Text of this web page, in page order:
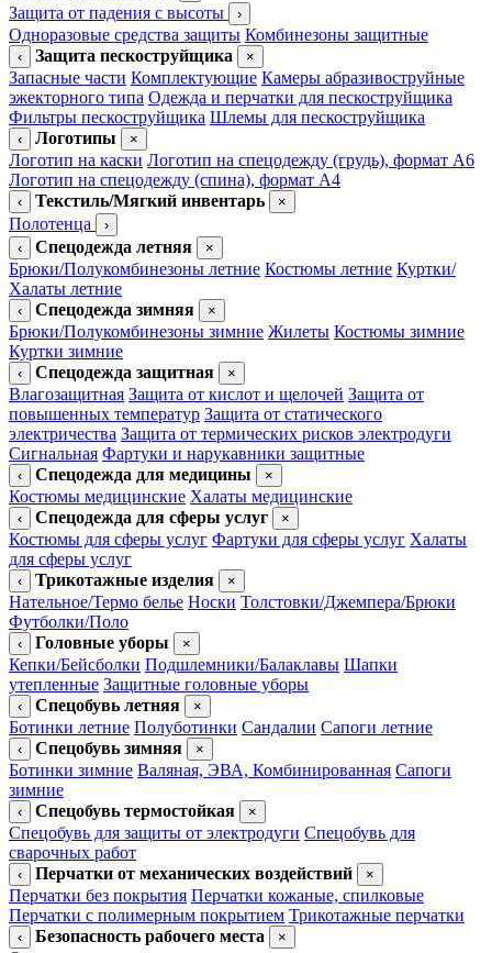
Защита от падения с высоты ›
Одноразовые средства защиты Комбинезоны защитные
‹ Защита пескоструйщика ×
Запасные части Комплектующие Камеры абразивоструйные
эжекторного типа Одежда и перчатки для пескоструйщика
Фильтры пескоструйщика Шлемы для пескоструйщика
‹ Логотипы ×
Логотип на каски Логотип на спецодежду (грудь), формат А6
Логотип на спецодежду (спина), формат А4
‹ Текстиль/Мягкий инвентарь ×
Полотенца
›
‹
Спецодежда летняя ×
Брюки/Полукомбинезоны летние Костюмы летние Куртки/
Халаты летние
‹ Спецодежда зимняя ×
Брюки/Полукомбинезоны зимние Жилеты Костюмы зимние
Куртки зимние
‹ Спецодежда защитная ×
Влагозащитная Защита от кислот и щелочей Защита от
повышенных температур Защита от статического
электричества Защита от термических рисков электродуги
Сигнальная Фартуки и нарукавники защитные
‹ Спецодежда для медицины ×
Костюмы медицинские Халаты медицинские
‹ Спецодежда для сферы услуг ×
Костюмы для сферы услуг Фартуки для сферы услуг Халаты
для сферы услуг
‹ Трикотажные изделия ×
Нательное/Термо белье Носки Толстовки/Джемпера/Брюки
Футболки/Поло
‹ Головные уборы ×
Кепки/Бейсболки Подшлемники/Балаклавы Шапки
утепленные Защитные головные уборы
‹ Спецобувь летняя ×
Ботинки летние Полуботинки Сандалии Сапоги летние
‹ Спецобувь зимняя ×
Ботинки зимние Валяная, ЭВА, Комбинированная Сапоги
зимние
‹ Спецобувь термостойкая ×
Спецобувь для защиты от электродуги Спецобувь для
сварочных работ
‹ Перчатки от механических воздействий ×
Перчатки без покрытия Перчатки кожаные, спилковые
Перчатки с полимерным покрытием Трикотажные перчатки
‹ Безопасность рабочего места ×